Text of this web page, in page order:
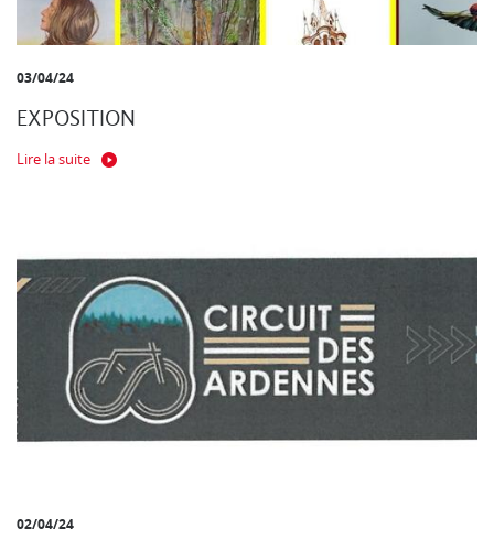
03/04/24
EXPOSITION
Lire la suite
02/04/24